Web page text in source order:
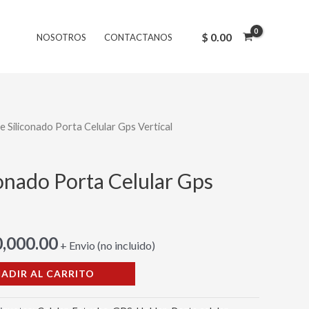
NOSOTROS CONTACTANOS $ 0.00
Siliconado Porta Celular Gps Vertical
Porta Celular Gps
El
actual
$ 10,000.00.
+ Envio (no incluido)
AL CARRITO
$ 10,000.00.
Gps